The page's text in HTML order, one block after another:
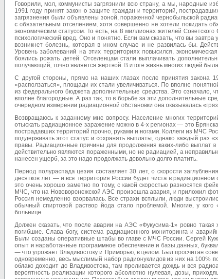
Говорили, мол, коммунисты загрязнили всю страну, а мы, народные
1991 году принят закон о защите граждан и территорий,
загрязнения были объявлены зоной, пораженной чернобыльской
с обязательным отселением, хотя совершенно не хотели покидать
экономическим статусом. То есть, на 8 миллионах жителей
психологический вред. Оно и понятно. Если вам сказать, что вы
возникнет болезнь, которая в ином случае и не развилась бы.
Уровень заболеваний на этих территориях повысился,
боялись рожать детей. Отселенцам стали выплачивать
получающий, точно является жертвой. В итоге жизнь многих людей
С другой стороны, прямо на наших глазах после принятия закона
«расползаться», площади их стали увеличиваться. По вполне
из федерального бюджета дополнительные средства. Это означало,
вполне благородные. А раз так, то в борьбе за эти дополнительные
очередном измерении радиационной обстановки она оказывалась
Возвращаюсь к заданному мне вопросу. Население многих
отыскать радиационное заражение можно в 4-х регионах — это
пострадавших территорий прочно, руками и ногами. Коллеги из МЧС
поддерживать этот статус и сохранять выплаты, однако каждый раз
правы. Радиационные причины для продолжения каких-либо выплат в
действительно являются пораженными, но не радиацией, а
нанесен ущерб, за это надо продолжать довольно долго платить.
Период полураспада цезия составляет 30 лет, о скорости
десятков лет — и вся территория России будет чиста в радиационном
это очень хорошо заметно по тому, с какой скоростью разносятся
МЧС, что на Нововоронежской АЭС произошла авария, и приложил
Россия немедленно взорвалась. Все страхи всплыли, люди
обычный спиртовой раствор йода стало проблемой. Многие, у
больнице.
Должен сказать, что после аварии на АЭС «Фукусима-1» ровно
погибшие. Слава богу, система радиационного мониторинга и
Были созданы оперативные штабы во главе с МЧС России. Сергей
опыт и наработанные программное обеспечение и базы данных,
— что угрожает Владивостоку и Приморью, в целом. Был просчитан
одновременно, весь мыслимый набор радионуклидов из них на 100%
облако доходит до Владивостока, там проливается дождь и вся
вероятность реализации которого абсолютно нулевая, дозы,